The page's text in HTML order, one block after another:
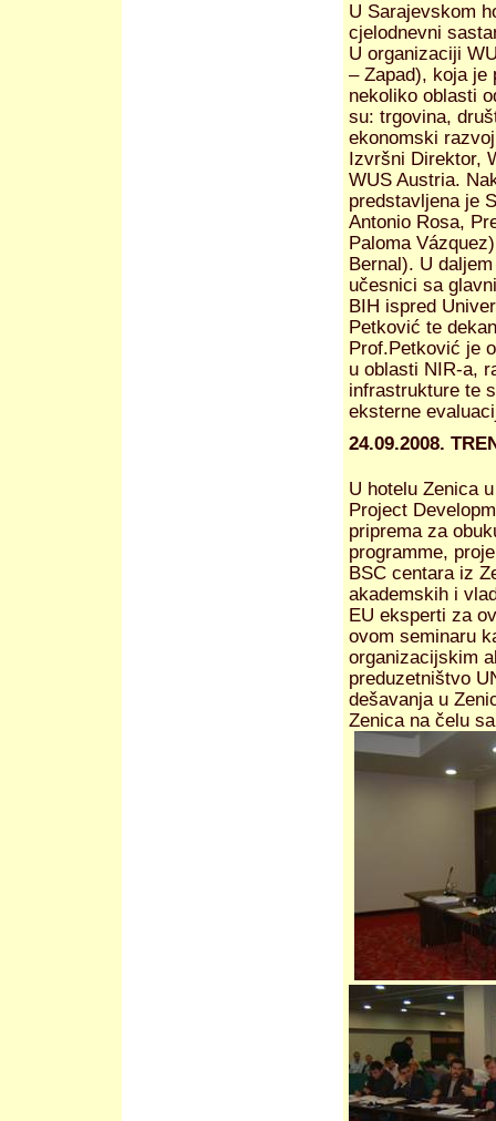
U Sarajevskom
cjelodnevni
U organizaciji
– Zapad), koja je
nekoliko oblasti
su: trgovina,
ekonomski
Izvršni Direktor,
WUS Austria.
predstavljena je
Antonio Rosa,
Paloma
Bernal). U
učesnici sa
BIH ispred
Petković te
Prof.Petković je
u oblasti NIR-a,
infrastrukture te
eksterne
24.09.2008.
U hotelu Zenica
Project
priprema za
programme,
BSC centara iz
akademskih i
EU eksperti za
ovom seminaru
organizacijskim
preduzetništvo
dešavanja u
Zenica na čelu